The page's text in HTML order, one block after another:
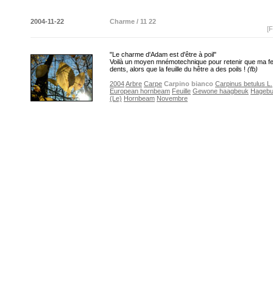
2004-11-22
Charme / 11 22
"Le charme d'Adam est d'être à poil"
Voilà un moyen mnémotechnique pour retenir que ma
dents, alors que la feuille du hêtre a des poils ! (fb)
2004Arbre Carpe Carpino bianco Carpinus betulus L.
European hornbeam Feuille Gewone haagbeuk
(Le) Hornbeam Novembre